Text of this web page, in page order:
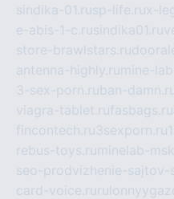
sindika-01.rusp-life.rux-
e-abis-1-c.rusindika01.ru
store-brawlstars.ru
antenna-highly.ru mine-
3-sex-porn.ruban-
viagra-tablet.rufasbags.ru
fincontech.ru3sexporn.ru
rebus-toys.ru minelab-
seo-prodvizhenie-
card-voice.ru